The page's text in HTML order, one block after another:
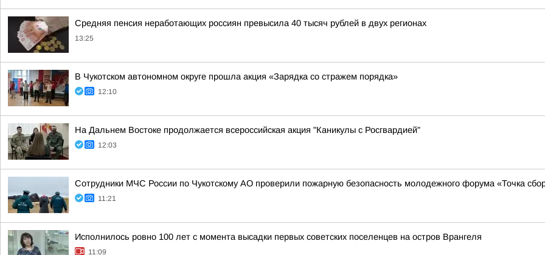
Средняя пенсия неработающих россиян превысила 40 тысяч рублей в двух регионах
13:25
В Чукотском автономном округе прошла акция «Зарядка со стражем порядка»
12:10
На Дальнем Востоке продолжается всероссийская акция "Каникулы с Росгвардией"
12:03
Сотрудники МЧС России по Чукотскому АО проверили пожарную безопасность молодежного форума «Точка
11:21
Исполнилось ровно 100 лет с момента высадки первых советских поселенцев на остров Врангеля
11:09